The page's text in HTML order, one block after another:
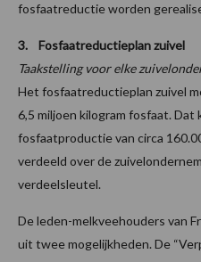
fosfaatreductie worden
3. Fosfaatreductieplan zuivel
Taakstelling voor elke
Het fosfaatreductieplan zuivel
6,5 miljoen kilogram fosfaat.
fosfaatproductie van circa
verdeeld over de
verdeelsleutel.
De leden-melkveehouders van
uit twee mogelijkheden. De